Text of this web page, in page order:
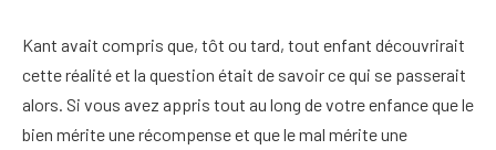
Kant avait compris que, tôt ou tard, tout enfant découvrirait
cette réalité et la question était de savoir ce qui se passerait
alors. Si vous avez appris tout au long de votre enfance que le
bien mérite une récompense et que le mal mérite une